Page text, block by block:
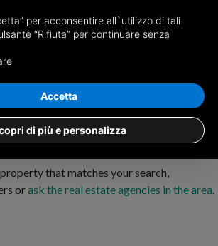
Abbadesse
that matches your search,
orask the real estate agencies in the area.
per acconsentire all`utilizzo di tali
“Rifiuta” per continuare senza
di più e personalizza
Accetta